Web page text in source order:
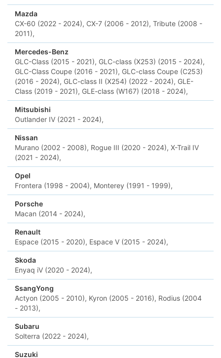
Mazda
CX-60 (2022 - 2024), CX-7 (2006 - 2012), Tribute (2008 -
2011),
Mercedes-Benz
GLC-Class (2015 - 2021), GLC-class (X253) (2015 - 2024),
GLC-Class Coupe (2016 - 2021), GLC-class Coupe (C253)
(2016 - 2024), GLC-class II (X254) (2022 - 2024), GLE-
Class (2019 - 2021), GLE-class (W167) (2018 - 2024),
Mitsubishi
Outlander IV (2021 - 2024),
Nissan
Murano (2002 - 2008), Rogue III (2020 - 2024), X-Trail IV
(2021 - 2024),
Opel
Frontera (1998 - 2004), Monterey (1991 - 1999),
Porsche
Macan (2014 - 2024),
Renault
Espace (2015 - 2020), Espace V (2015 - 2024),
Skoda
Enyaq iV (2020 - 2024),
SsangYong
Actyon (2005 - 2010), Kyron (2005 - 2016), Rodius (2004
- 2013),
Subaru
Solterra (2022 - 2024),
Suzuki